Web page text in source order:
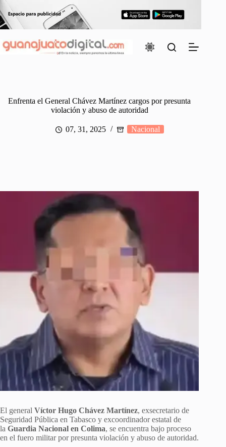
al
contenido
Enfrenta el General Chávez Martínez cargos por presunta
violación y abuso de autoridad
07, 31, 2025 Nacional
El general Víctor Hugo Chávez Martínez, exsecretario de
Seguridad Pública en Tabasco y excoordinador estatal de
la Guardia Nacional en Colima, se encuentra bajo proceso
en el fuero militar por presunta violación y abuso de autoridad.